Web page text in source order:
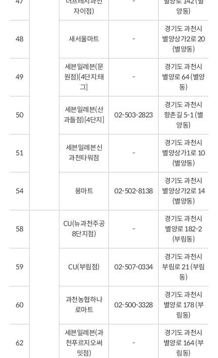
자이점)
양동)
48 새서울마트 -
경기도 과천시
별양상가2로 20
(별양동)
49
세븐일레븐(문
원점)[4단지:태
그]
-
경기도 과천시
별양로 64 (별양
동)
50
세븐일레븐(산
과들점)[4단지]
02-503-2823
경기도 과천시
향촌길 5-1 (별
양동)
51
세븐일레븐신
과천타워점
-
경기도 과천시
별양상가1로 10
(별양동)
54 용마트 02-502-8138
경기도 과천시
별양상가2로 14
(별양동)
58
CU(뉴과천주공
8단지점)
-
경기도 과천시
별양로 182-2
(부림동)
59 CU(부림점) 02-507-0334
경기도 과천시
부림로 21 (부림
동)
60
과천농협하나
로마트
02-500-3328
경기도 과천시
별양로 178 (부
림동)
62
세븐일레븐(과
천푸르지오써
밋점)
-
경기도 과천시
별양로 164 (부
림동)